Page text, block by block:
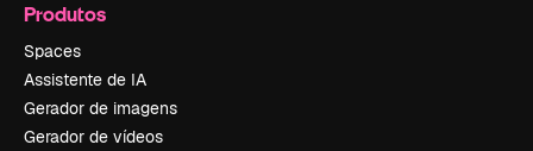
Produtos
Spaces
Assistente de IA
Gerador de imagens
Gerador de vídeos